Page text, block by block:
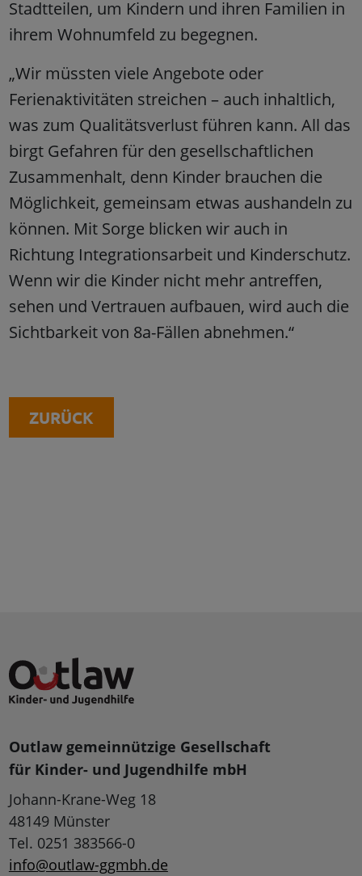
Stadtteilen, um Kindern und ihren Familien in
ihrem Wohnumfeld zu begegnen.
„Wir müssten viele Angebote oder
Ferienaktivitäten streichen – auch inhaltlich,
was zum Qualitätsverlust führen kann. All das
birgt Gefahren für den gesellschaftlichen
Zusammenhalt, denn Kinder brauchen die
Möglichkeit, gemeinsam etwas aushandeln zu
können. Mit Sorge blicken wir auch in
Richtung Integrationsarbeit und Kinderschutz.
Wenn wir die Kinder nicht mehr antreffen,
sehen und Vertrauen aufbauen, wird auch die
Sichtbarkeit von 8a-Fällen abnehmen.“
ZURÜCK
Outlaw gemeinnützige Gesellschaft
für Kinder- und Jugendhilfe mbH
Johann-Krane-Weg 18
48149 Münster
Tel. 0251 383566-0
info@outlaw-ggmbh.de